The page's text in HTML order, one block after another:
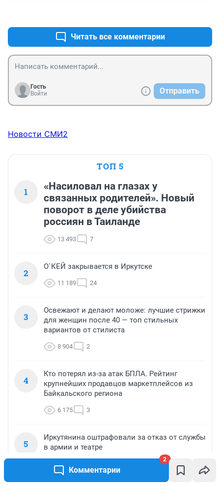
Комментарии
2
Читать все комментарии
Гость
Войти
Отправить
Новости СМИ2
ТОП 5
1
«Насиловал на глазах у
связанных родителей». Новый
поворот в деле убийства
россиян в Таиланде
13 493 7
2
О`КЕЙ закрывается в Иркутске
11 189 24
3
Освежают и делают моложе: лучшие стрижки
для женщин после 40 — топ стильных
вариантов от стилиста
8 904 2
4
Кто потерял из-за атак БПЛА. Рейтинг
крупнейших продавцов маркетплейсов из
Байкальского региона
6 175 3
5
Иркутянина оштрафовали за отказ от службы
в армии и театре